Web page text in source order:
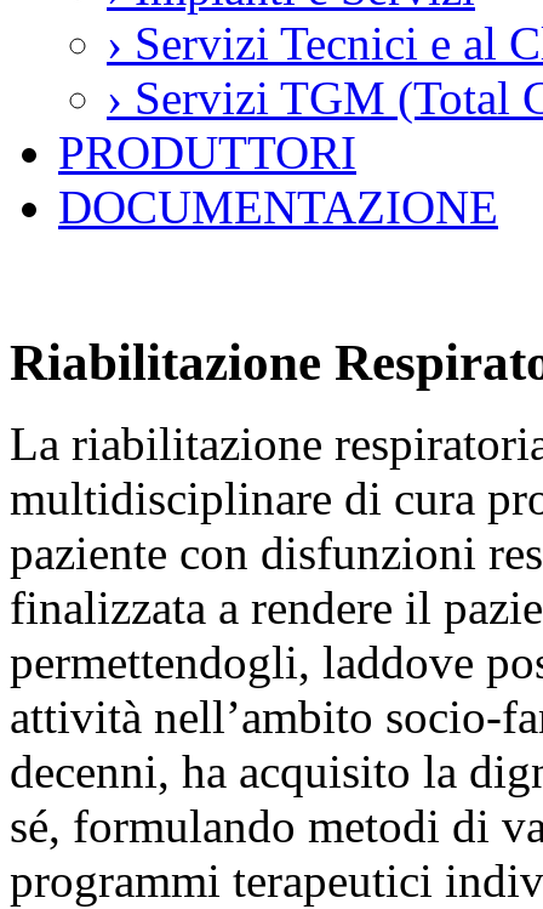
› Servizi Tecnici e al
› Servizi TGM (Total
PRODUTTORI
DOCUMENTAZIONE
Riabilitazione
La riabilitazione
multidisciplinare di cura
paziente con disfunzioni
finalizzata a rendere il
permettendogli, laddove
attività nell’ambito socio-
decenni, ha acquisito la
sé, formulando metodi di
programmi terapeutici